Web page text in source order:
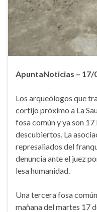
ApuntaNoticias – 17/
Los arqueólogos que
cortijo próximo a La
fosa común y ya son
descubiertos. La
represaliados del
denuncia ante el juez
lesa humanidad.
Una tercera fosa
mañana del martes 17